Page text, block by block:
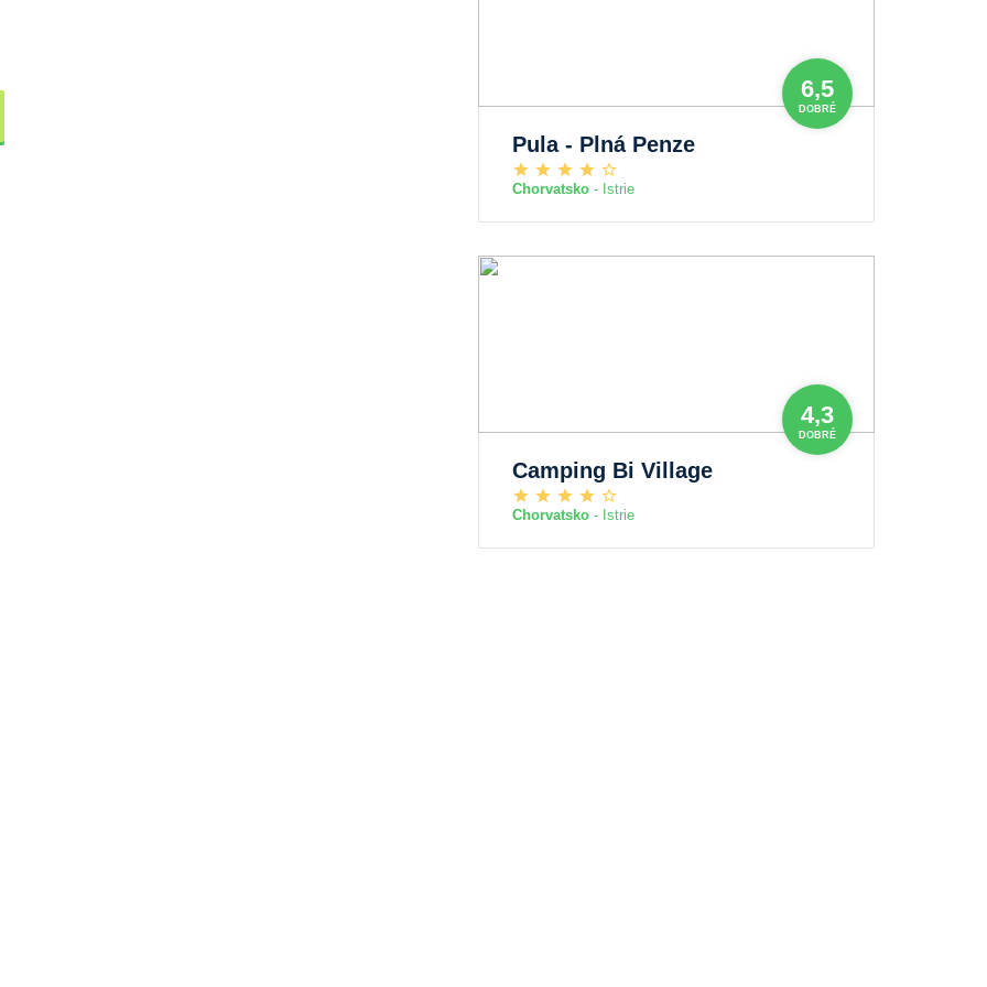
6,5
DOBRÉ
Pula - Plná Penze
Chorvatsko - Istrie
4,3
DOBRÉ
Camping Bi Village
Chorvatsko - Istrie